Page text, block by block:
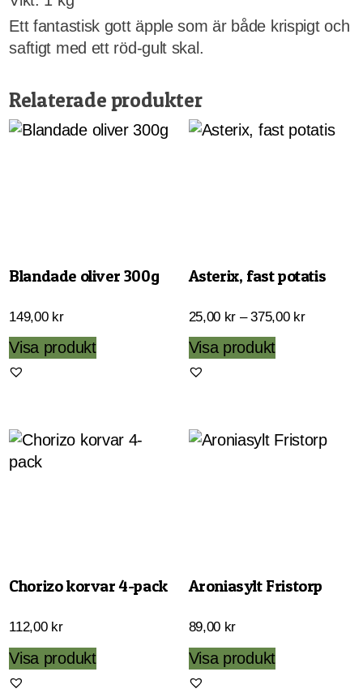
Ett fantastisk gott äpple som är både krispigt och
saftigt med ett röd-gult skal.
Relaterade produkter
Blandade oliver 300g
149,00 kr
Visa produkt
Asterix, fast potatis
25,00 kr – 375,00 kr
Visa produktDen
flera
varianter.
på
Chorizo korvar 4-pack
112,00 kr
Visa produkt
Aroniasylt Fristorp
89,00 kr
Visa produkt